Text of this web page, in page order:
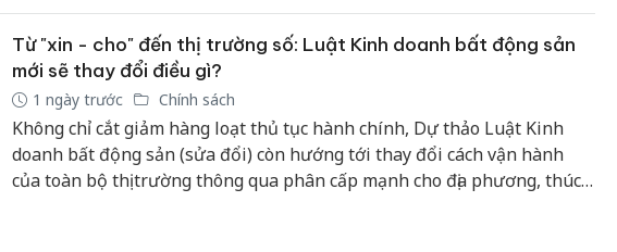
41/2024/QH15.
Từ "xin - cho" đến thị trường số: Luật Kinh doanh bất động sản
mới sẽ thay đổi điều gì?
1 ngày trước Chính sách
Không chỉ cắt giảm hàng loạt thủ tục hành chính, Dự thảo Luật Kinh
doanh bất động sản (sửa đổi) còn hướng tới thay đổi cách vận hành
của toàn bộ thị trường thông qua phân cấp mạnh cho địa phương, thúc